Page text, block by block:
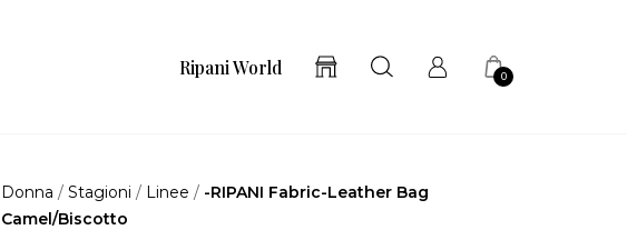
Ripani World 0
Donna /Stagioni / Linee / -RIPANI Fabric-Leather Bag
Camel/Biscotto